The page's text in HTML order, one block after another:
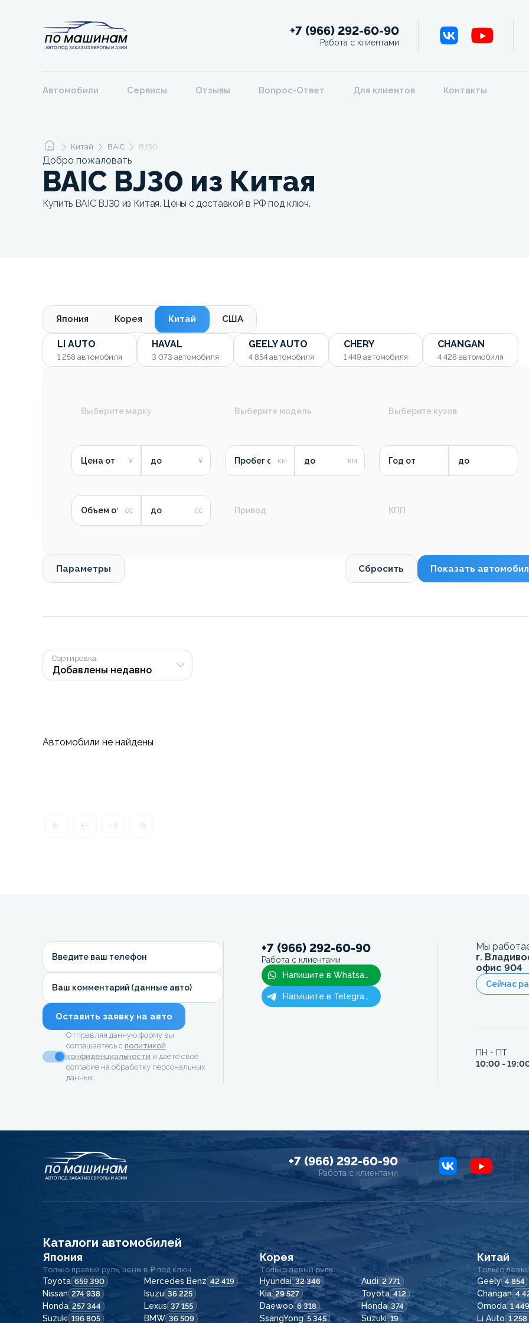
+7 (966) 292-60-90
Работа с клиентами
Автомобили Сервисы Отзывы Вопрос-Ответ Для клиентов Контакты
Китай BAIC BJ30
Добро пожаловать
BAIC BJ30 из Китая
Купить BAIC BJ30 из Китая. Цены с доставкой в РФ под ключ.
Япония Корея Китай США
LI AUTO
1 258 автомобиля
HAVAL
3 073 автомобиля
GEELY AUTO
4 854 автомобиля
CHERY
1 449 автомобиля
CHANGAN
4 428 автомобиля
Выберите марку Выберите модель Выберите кузов
Цена от до Пробег от до Год от до
Объем от до Привод КПП
Параметры Сбросить Показать
Сортировка
Автомобили не найдены
Введите ваш телефон
Ваш комментарий (данные авто)
Оставить заявку на авто
Отправляя данную форму вы
соглашаетесь с политикой
конфиденциальности и даёте своё
согласие на обработку персональных
данных.
+7 (966) 292-60-90
Работа с клиентами
Напишите в Whatsapp
Напишите в Telegram
Мы
г.
офис 904
Сейчас
ПН - ПТ
10:00 -
+7 (966) 292-60-90
Работа с клиентами
Каталоги автомобилей
Япония
Только правый руль, цены в ₽ под ключ.
Toyota 659 390 Mercedes Benz 42 419
Nissan 274 938 Isuzu 36 225
Honda 257 344 Lexus 37 155
Suzuki 196 805 BMW 36 509
Корея
Только левый руль
Hyundai 32 346 Audi 2 771
Kia 29 527 Toyota 412
Daewoo 6 318 Honda 374
SsangYong 5 345 Suzuki 19
Китай
Только
Geely 4 854
Changan 4
Omoda 1 449
Li Auto 1 258